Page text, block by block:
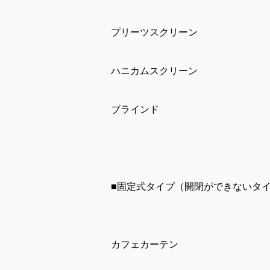
プリーツスクリーン
ハニカムスクリーン
ブラインド
■固定式タイプ（開閉ができないタ
カフェカーテン